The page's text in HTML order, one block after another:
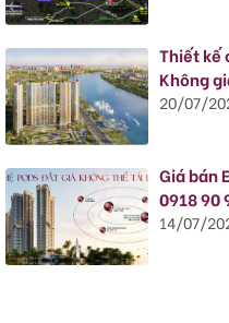
Thiết kế
Không
20/07/
Giá bán
0918 90
14/07/